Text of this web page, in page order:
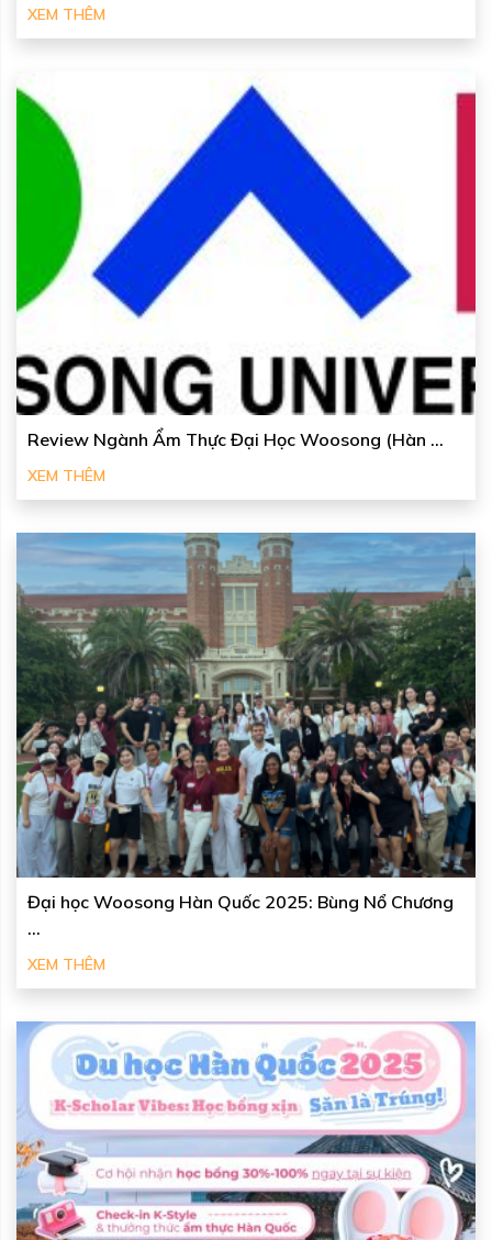
XEM THÊM
Review Ngành Ẩm Thực Đại Học Woosong (Hàn ...
XEM THÊM
Đại học Woosong Hàn Quốc 2025: Bùng Nổ Chương
...
XEM THÊM